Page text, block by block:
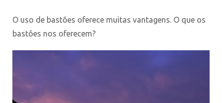
O uso de bastões oferece muitas vantagens. O que os
bastões nos oferecem?